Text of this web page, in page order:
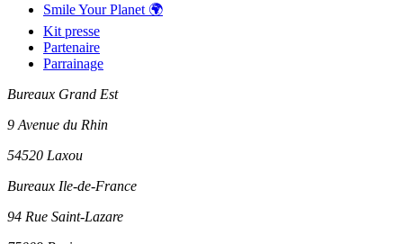
Smile Your Planet 🌍
Kit presse
Partenaire
Parrainage
Bureaux Grand Est
9 Avenue du Rhin
54520 Laxou
Bureaux Ile-de-France
94 Rue Saint-Lazare